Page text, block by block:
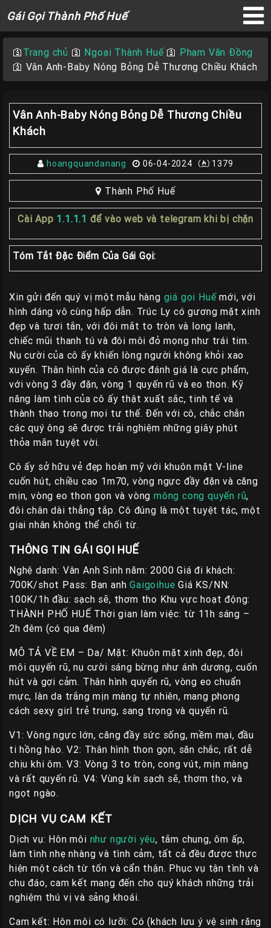
Gái Gọi Thành Phố Huế
Gái
Phố
Huế
×
Trang
Chủ
Gái
Huế
Gái
Gọi
Huế
Giá
Gái
Gọi
Sinh
Viên
Huế
Gái
Gọi
Huế
Kiểm
HƯỚNG
DẪN
CHECKER
HUẾ
Liên
Hệ
Group
Gái
Gọi
🛐 Trang chủ 🛐 Ngoại Thành Huế🛐 Phạm Văn Đồng
🛐 Vân Anh-Baby Nóng Bỏng Dễ Thương Chiều Khách
Vân Anh-Baby Nóng Bỏng Dễ Thương Chiều
Khách
hoangquandanang 06-04-2024 1379
Thành Phố Huế
Cài App 1.1.1.1 để vào web và telegram khi bị chặn
Tóm Tắt Đặc Điểm Của Gái Gọi:
Xin gửi đến quý vị một mẫu hàng giá gọi Huếmới, với
hình dáng vô cùng hấp dẫn. Trúc Ly có gương mặt xinh
đẹp và tươi tắn, với đôi mắt to tròn và long lanh,
chiếc mũi thanh tú và đôi môi đỏ mọng như trái tim.
Nụ cười của cô ấy khiến lòng người không khỏi xao
xuyến. Thân hình của cô được đánh giá là cực phẩm,
với vòng 3 đầy đặn, vòng 1 quyến rũ và eo thon. Kỹ
năng làm tình của cô ấy thật xuất sắc, tinh tế và
thành thạo trong mọi tư thế. Đến với cô, chắc chắn
các quý ông sẽ được trải nghiệm những giây phút
thỏa mãn tuyệt vời.
Cô ấy sở hữu vẻ đẹp hoàn mỹ với khuôn mặt V-line
cuốn hút, chiều cao 1m70, vòng ngực đầy đặn và căng
mịn, vòng eo thon gọn và vòngmông cong quyến rũ,
đôi chân dài thẳng tắp. Cô đúng là một tuyệt tác, một
giai nhân không thể chối từ.
THÔNG TIN GÁI GỌI HUẾ
Nghệ danh: Vân Anh Sinh năm: 2000 Giá đi khách:
700K/shot Pass: Bạn anhGaigoihue Giá KS/NN:
100K/1h đầu: sạch sẽ, thơm tho Khu vực hoạt động:
THÀNH PHỐ HUẾ Thời gian làm việc: từ 11h sáng –
2h đêm (có qua đêm)
MÔ TẢ VỀ EM – Da/ Mặt: Khuôn mặt xinh đẹp, đôi
môi quyến rũ, nụ cười sáng bừng như ánh dương, cuốn
hút và gợi cảm. Thân hình quyến rũ, vòng eo chuẩn
mực, làn da trắng mịn màng tự nhiên, mang phong
cách sexy girl trẻ trung, sang trọng và quyến rũ.
V1: Vòng ngực lớn, căng đầy sức sống, mềm mại, đầu
ti hồng hào. V2: Thân hình thon gọn, săn chắc, rất dễ
chịu khi ôm. V3: Vòng 3 to tròn, cong vút, mịn màng
và rất quyến rũ. V4: Vùng kín sạch sẽ, thơm tho, và
ngọt ngào.
DỊCH VỤ CAM KẾT
Dịch vụ: Hôn môi như người yêu, tắm chung, ôm ấp,
làm tình nhẹ nhàng và tình cảm, tất cả đều được thực
hiện một cách từ tốn và cẩn thận. Phục vụ tận tình và
chu đáo, cam kết mang đến cho quý khách những trải
nghiệm thú vị và sảng khoái.
Cam kết: Hôn môi có lưỡi: Có (khách lưu ý vệ sinh răng